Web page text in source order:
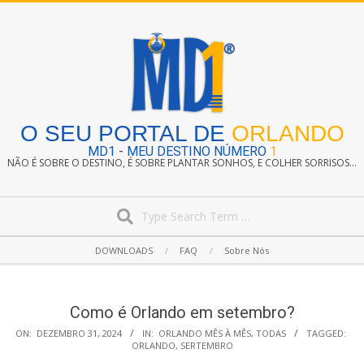
O SEU PORTAL DE ORLANDO
MD1 - MEU DESTINO NÚMERO 1
NÃO É SOBRE O DESTINO, É SOBRE PLANTAR SONHOS, E COLHER SORRISOS...
Navigation
DOWNLOADS FAQ Sobre Nós
Como é Orlando em setembro?
ON: DEZEMBRO 31, 2024 IN: ORLANDO MÊS À MÊS, TODAS
TAGGED:
ORLANDO, SERTEMBRO